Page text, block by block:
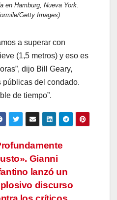
en Hamburg, Nueva York.
Getty Images)
a superar con
(1,5 metros) y eso es
dijo Bill Geary,
del condado.
de tiempo”.
Gianni
lanzó un
discurso